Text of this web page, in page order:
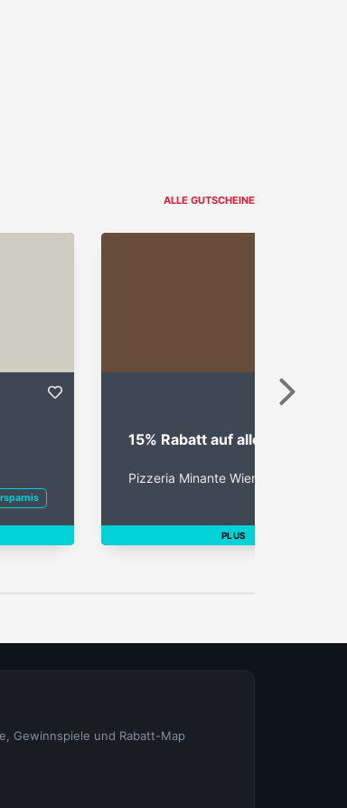
ALLE GUTSCHEINE
15% Rabatt auf alle Pizzen
Pizzeria Minante Wien
PLUS
Gewinnspiele und Rabatt-Map